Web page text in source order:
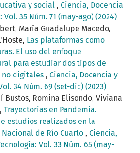
y social , Ciencia, Docencia
Vol. 35 Núm. 71 (may-ago) (2024)
María Guadalupe Macedo,
Las plataformas como
El uso del enfoque
para estudiar dos tipos de
digitales , Ciencia, Docencia y
34 Núm. 69 (set-dic) (2023)
Bustos, Romina Elisondo, Viviana
Trayectorias en Pandemia.
estudios realizados en la
de Río Cuarto , Ciencia,
Vol. 33 Núm. 65 (may-